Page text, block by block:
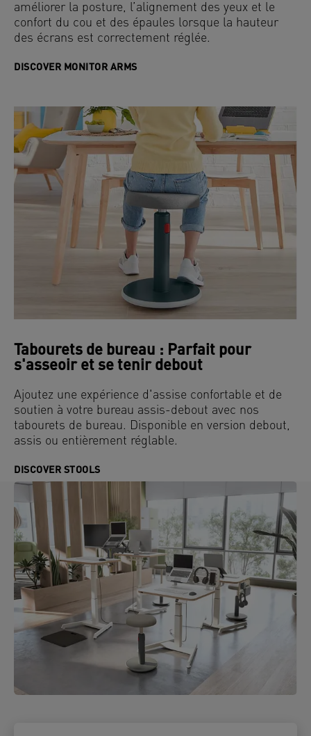
améliorer la posture, l’alignement des yeux et le
confort du cou et des épaules lorsque la hauteur
des écrans est correctement réglée.
DISCOVER MONITOR ARMS
Tabourets de bureau : Parfait pour
s'asseoir et se tenir debout
Ajoutez une expérience d'assise confortable et de
soutien à votre bureau assis-debout avec nos
tabourets de bureau. Disponible en version debout,
assis ou entièrement réglable.
DISCOVER STOOLS